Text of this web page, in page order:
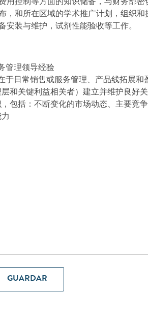
，和所在区域的学术推广计划，组织和
安装与维护，试剂性能验收等工作。
管理领导经验
于日常销售或服务管理、产品线拓展和
和关键利益相关者）建立并维护良好
包括：不断变化的市场动态、主要竞
GUARDAR